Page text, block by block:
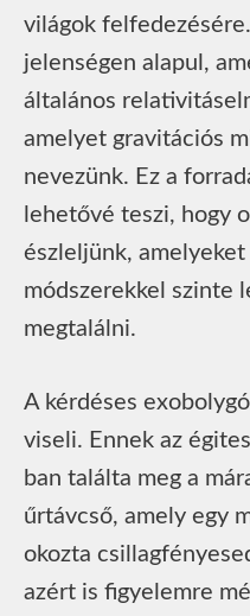
világok
jelenségen alapul,
általános
amelyet gravitációs
nevezünk. Ez a
lehetővé teszi, hogy
észleljünk, amelyeket
módszerekkel szinte
megtalálni.
A kérdéses
viseli. Ennek az
ban találta meg a
űrtávcső, amely egy
okozta
azért is figyelemre